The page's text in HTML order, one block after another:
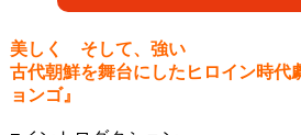
美しく そして、強い
古代朝鮮を舞台にしたヒロイン時代
ョンゴ』